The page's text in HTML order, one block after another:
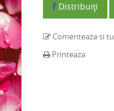
Distribuiţi
Comenteaza si tu
Printeaza